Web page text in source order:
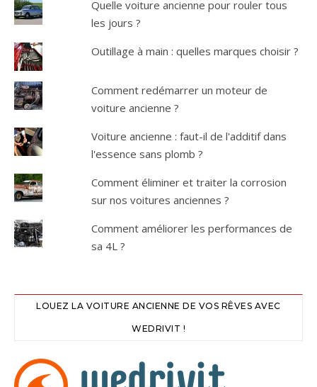
Quelle voiture ancienne pour rouler tous
les jours ?
Outillage à main : quelles marques choisir ?
Comment redémarrer un moteur de
voiture ancienne ?
Voiture ancienne : faut-il de l'additif dans
l'essence sans plomb ?
Comment éliminer et traiter la corrosion
sur nos voitures anciennes ?
Comment améliorer les performances de
sa 4L ?
LOUEZ LA VOITURE ANCIENNE DE VOS RÊVES AVEC
WEDRIVIT !